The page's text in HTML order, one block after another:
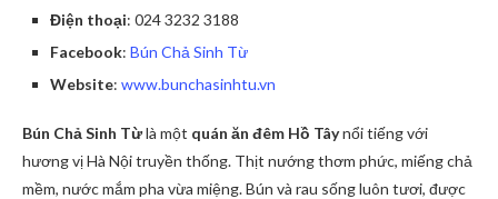
Điện thoại: 024 3232 3188
Facebook: Bún Chả Sinh Từ
Website: www.bunchasinhtu.vn
Bún Chả Sinh Từlà một quán ăn đêm Hồ Tâynổi tiếng với
hương vị Hà Nội truyền thống. Thịt nướng thơm phức, miếng chả
mềm, nước mắm pha vừa miệng. Bún và rau sống luôn tươi, được